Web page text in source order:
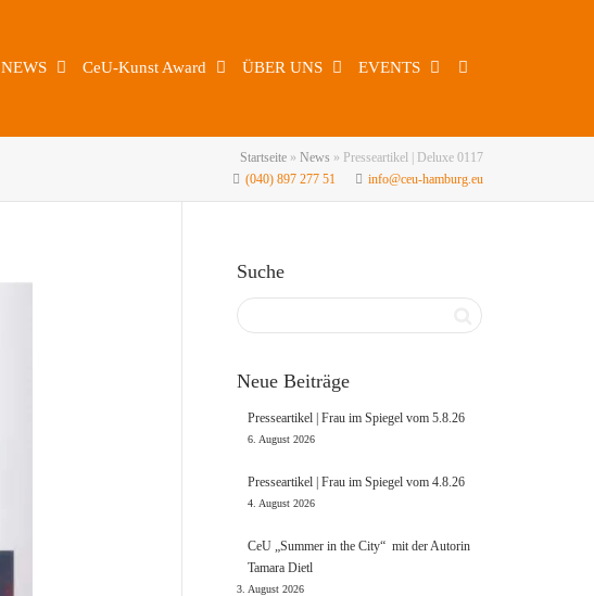
NEWS CeU-Kunst Award ÜBER UNS EVENTS
Startseite » News » Presseartikel | Deluxe 0117
(040) 897 277 51
info@ceu-hamburg.eu
Suche
Neue Beiträge
Presseartikel | Frau im Spiegel vom 5.8.26
6. August 2026
Presseartikel | Frau im Spiegel vom 4.8.26
4. August 2026
CeU „Summer in the City“ mit der Autorin
Tamara Dietl
3. August 2026